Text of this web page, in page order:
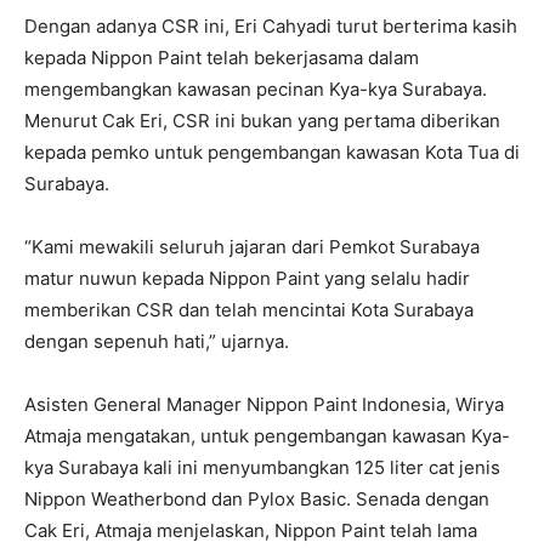
Dengan adanya CSR ini, Eri Cahyadi turut berterima kasih
kepada Nippon Paint telah bekerjasama dalam
mengembangkan kawasan pecinan Kya-kya Surabaya.
Menurut Cak Eri, CSR ini bukan yang pertama diberikan
kepada pemko untuk pengembangan kawasan Kota Tua di
Surabaya.
“Kami mewakili seluruh jajaran dari Pemkot Surabaya
matur nuwun kepada Nippon Paint yang selalu hadir
memberikan CSR dan telah mencintai Kota Surabaya
dengan sepenuh hati,” ujarnya.
Asisten General Manager Nippon Paint Indonesia, Wirya
Atmaja mengatakan, untuk pengembangan kawasan Kya-
kya Surabaya kali ini menyumbangkan 125 liter cat jenis
Nippon Weatherbond dan Pylox Basic. Senada dengan
Cak Eri, Atmaja menjelaskan, Nippon Paint telah lama